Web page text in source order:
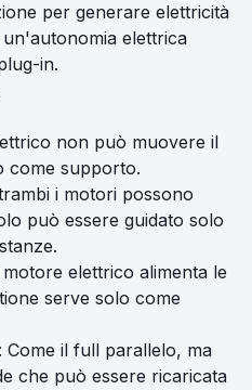
per generare elettricità
elettrica
in.
non può muovere il
come supporto.
i motori possono
può essere guidato solo
elettrico alimenta le
serve solo come
: Come il full parallelo, ma
che può essere ricaricata